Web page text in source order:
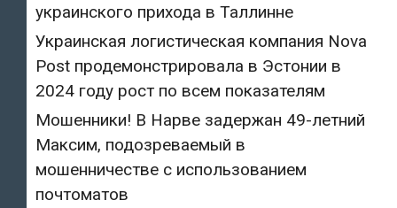
украинского прихода в Таллинне
Украинская логистическая компания Nova
Post продемонстрировала в Эстонии в
2024 году рост по всем показателям
Мошенники! В Нарве задержан 49-летний
Максим, подозреваемый в
мошенничестве с использованием
почтоматов